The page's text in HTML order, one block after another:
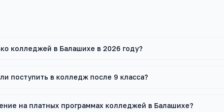
колледжей в Балашихе в 2026 году?
поступить в колледж после 9 класса?
на платных программах колледжей в Балашихе?